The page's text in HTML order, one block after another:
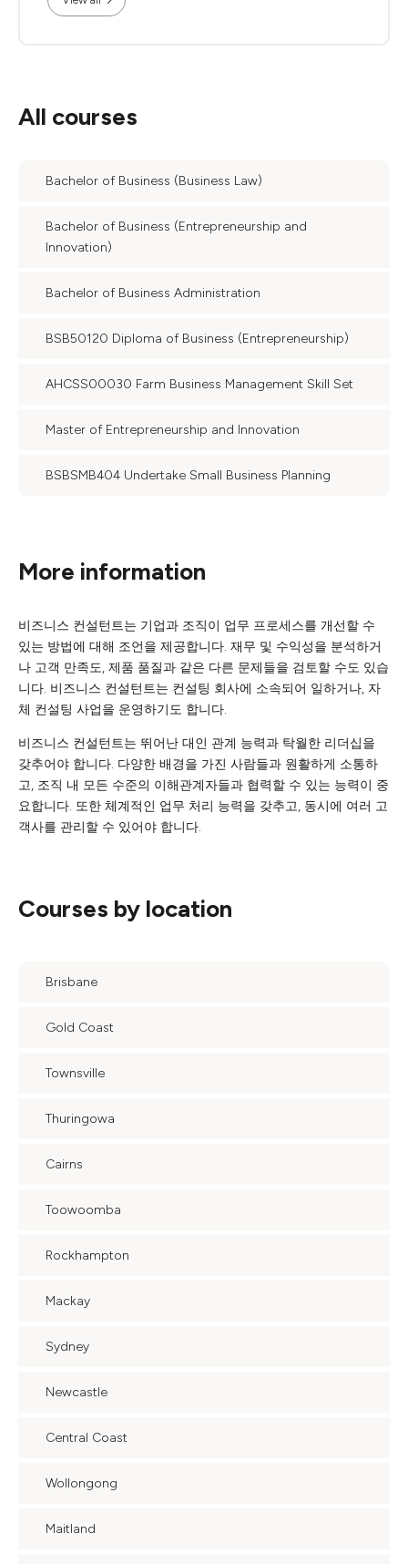
All courses
Bachelor of Business (Business Law)
Bachelor of Business (Entrepreneurship and
Innovation)
Bachelor of Business Administration
BSB50120 Diploma of Business (Entrepreneurship)
AHCSS00030 Farm Business Management Skill Set
Master of Entrepreneurship and Innovation
BSBSMB404 Undertake Small Business Planning
More information
비즈니스 컨설턴트는 기업과 조직이 업무 프로세스를 개선할 수
있는 방법에 대해 조언을 제공합니다. 재무 및 수익성을 분석하거
나 고객 만족도, 제품 품질과 같은 다른 문제들을 검토할 수도 있습
니다. 비즈니스 컨설턴트는 컨설팅 회사에 소속되어 일하거나, 자
체 컨설팅 사업을 운영하기도 합니다.
비즈니스 컨설턴트는 뛰어난 대인 관계 능력과 탁월한 리더십을
갖추어야 합니다. 다양한 배경을 가진 사람들과 원활하게 소통하
고, 조직 내 모든 수준의 이해관계자들과 협력할 수 있는 능력이 중
요합니다. 또한 체계적인 업무 처리 능력을 갖추고, 동시에 여러 고
객사를 관리할 수 있어야 합니다.
Courses by location
Brisbane
Gold Coast
Townsville
Thuringowa
Cairns
Toowoomba
Rockhampton
Mackay
Sydney
Newcastle
Central Coast
Wollongong
Maitland